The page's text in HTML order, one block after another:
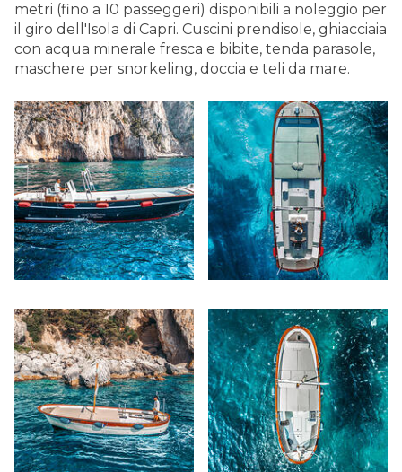
metri (fino a 10 passeggeri) disponibili a noleggio per
il giro dell'Isola di Capri. Cuscini prendisole, ghiacciaia
con acqua minerale fresca e bibite, tenda parasole,
maschere per snorkeling, doccia e teli da mare.